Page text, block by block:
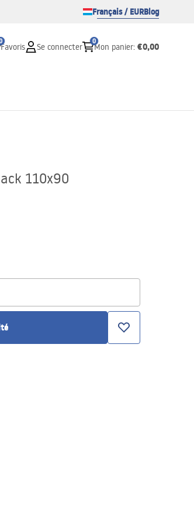
Français / EURBlog
Favoris Se connecter
0
Mon panier: €0,00
110x90